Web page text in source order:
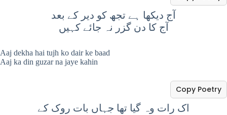
آج دیکھا ہے تجھ کو دیر کے بعد
آج کا دن گزر نہ جائے کہیں
Aaj dekha hai tujh ko dair ke baad
Aaj ka din guzar na jaye kahin
اک رات وہ گیا تھا جہاں بات روک کے
Copy Poetry